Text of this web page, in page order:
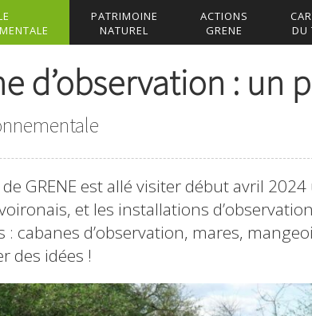
PATRIMOINE
NATUREL
ACTIONS
GRENE
DU
d’observation : un
GRENE est allé visiter début avril
et les installations
: cabanes d’observation, mares,
des idées !